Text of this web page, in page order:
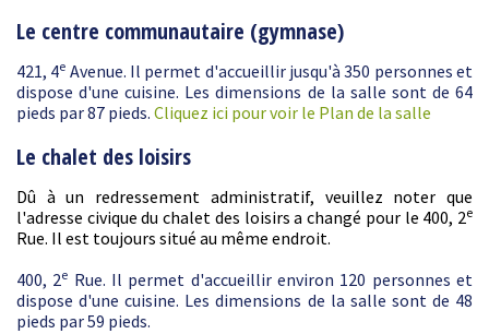
Le centre communautaire (gymnase)
421, 4e Avenue. Il permet d'accueillir jusqu'à 350 personnes et
dispose d'une cuisine. Les dimensions de la salle sont de 64
pieds par 87 pieds. Cliquez ici pour voir le Plan de la salle
Le chalet des loisirs
Dû à un redressement administratif, veuillez noter que
l'adresse civique du chalet des loisirs a changé pour le 400, 2e
Rue. Il est toujours situé au même endroit.
400, 2e Rue. Il permet d'accueillir environ 120 personnes et
dispose d'une cuisine. Les dimensions de la salle sont de 48
pieds par 59 pieds.